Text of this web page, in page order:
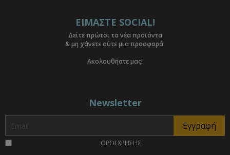
ΕΙΜΑΣΤΕ SOCIAL!
Δείτε πρώτοι τα νέα προϊόντα
& μη χάνετε ούτε μια προσφορά.
Ακολουθήστε μας!
Newsletter
ΟΡΟΙ ΧΡΗΣΗΣ